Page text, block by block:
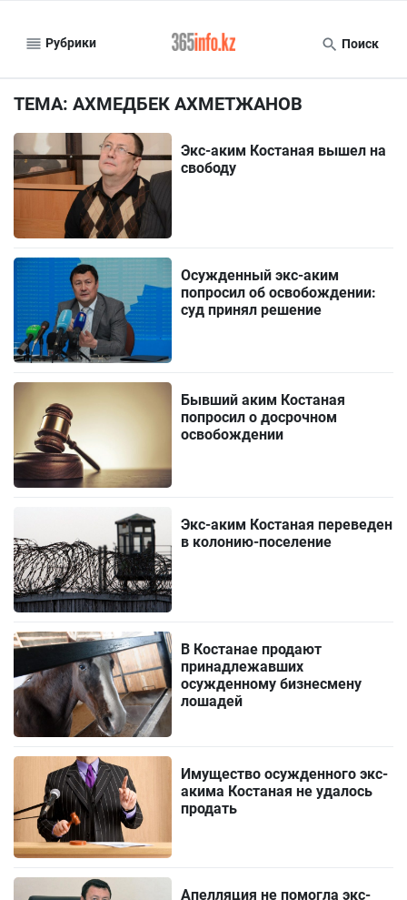
Рубрики Поиск
ТЕМА: АХМЕДБЕК АХМЕТЖАНОВ
Экс-аким Костаная вышел на
свободу
Осужденный экс-аким
попросил об освобождении:
суд принял решение
Бывший аким Костаная
попросил о досрочном
освобождении
Экс-аким Костаная переведен
в колонию-поселение
В Костанае продают
принадлежавших
осужденному бизнесмену
лошадей
Имущество осужденного экс-
акима Костаная не удалось
продать
Апелляция не помогла экс-